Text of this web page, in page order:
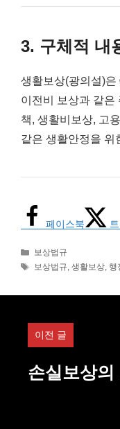
3. 구체적 내
생활보상(광의설)
이전비 보상과 같
책, 생활비보상, 고
같은 생활안정을 위
페이스북
카
테
보상법규
태
보상법규,생활보상,행
이전 글
손실보상